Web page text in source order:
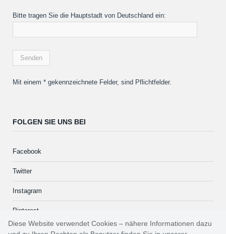
Bitte tragen Sie die Hauptstadt von Deutschland ein:
Mit einem * gekennzeichnete Felder, sind Pflichtfelder.
FOLGEN SIE UNS BEI
Facebook
Twitter
Instagram
Pinterest
Diese Website verwendet Cookies – nähere Informationen dazu